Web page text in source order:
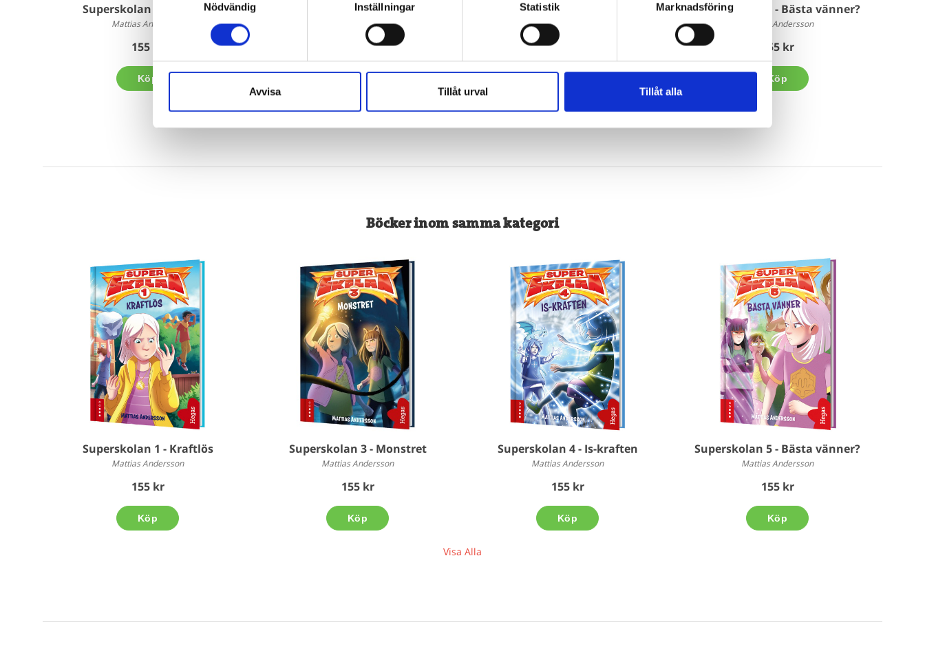
Nödvändig
Inställningar Statistik Marknadsföring
Avvisa Tillåt urval Tillåt alla
Superskolan 1 - Kraftlös
Mattias Andersson
155 kr
Köp
Superskolan 3 - Monstret
Mattias Andersson
155 kr
Superskolan 4 - Is-kraften
Mattias Andersson
155 kr
Superskolan 5 - Bästa vänner?
Mattias Andersson
155 kr
Köp
Böcker inom samma kategori
Superskolan 1 - Kraftlös
Mattias Andersson
155 kr
Köp
Superskolan 3 - Monstret
Mattias Andersson
155 kr
Köp
Superskolan 4 - Is-kraften
Mattias Andersson
155 kr
Köp
Superskolan 5 - Bästa vänner?
Mattias Andersson
155 kr
Köp
Visa Alla